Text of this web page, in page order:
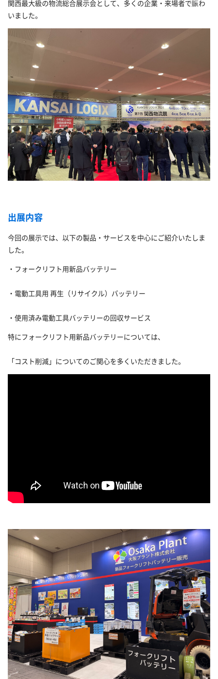
関西最大級の物流総合展示会として、多くの企業・来場者で賑わ
いました。
出展内容
今回の展示では、以下の製品・サービスを中心にご紹介いたしま
した。
・フォークリフト用新品バッテリー
・電動工具用 再生（リサイクル）バッテリー
・使用済み電動工具バッテリーの回収サービス
特にフォークリフト用新品バッテリーについては、
「コスト削減」についてのご関心を多くいただきました。